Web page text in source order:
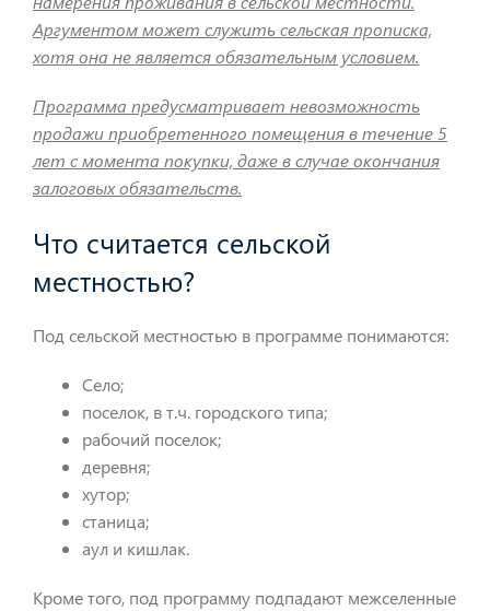
Аргументом может служить сельская прописка,
хотя она не является обязательным условием.
Программа предусматривает невозможность
продажи приобретенного помещения в течение 5
лет с момента покупки, даже в случае окончания
залоговых обязательств.
Что считается сельской
местностью?
Под сельской местностью в программе понимаются:
Село;
поселок, в т.ч. городского типа;
рабочий поселок;
деревня;
хутор;
станица;
аул и кишлак.
Кроме того, под программу подпадают межселенные